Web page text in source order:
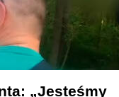
„Jesteśmy